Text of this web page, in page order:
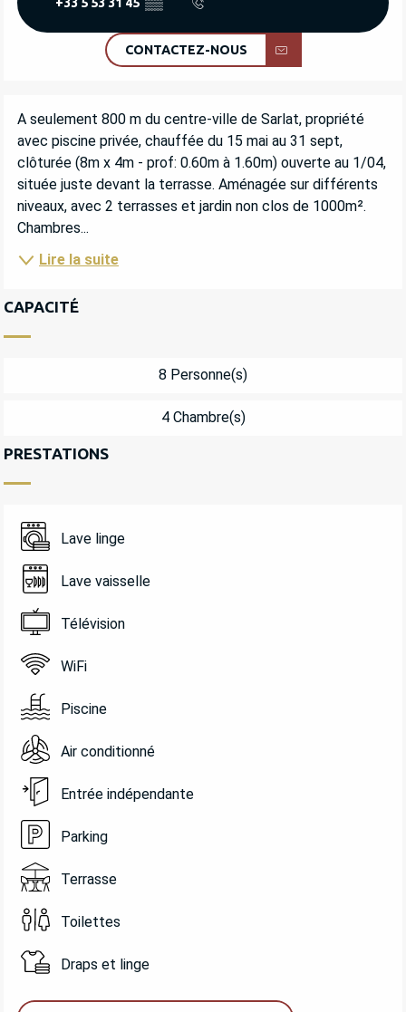
+33 5 53 31 45 ▒▒
CONTACTEZ-NOUS
DESCRIPTION
A seulement 800 m du centre-ville de Sarlat, propriété
avec piscine privée, chauffée du 15 mai au 31 sept,
clôturée (8m x 4m - prof: 0.60m à 1.60m) ouverte au 1/04,
située juste devant la terrasse. Aménagée sur différents
niveaux, avec 2 terrasses et jardin non clos de 1000m².
Chambres...
Lire la suite
CAPACITÉ
8 Personne(s)
4 Chambre(s)
PRESTATIONS
Lave linge
Lave vaisselle
Télévision
WiFi
Piscine
Air conditionné
Entrée indépendante
Parking
Terrasse
Toilettes
Draps et linge